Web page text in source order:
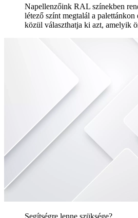
Napellenzőink RAL színekben
létező színt megtalál a palettánkon
közül választhatja ki azt, amelyik
Segítségre lenne szüksége?